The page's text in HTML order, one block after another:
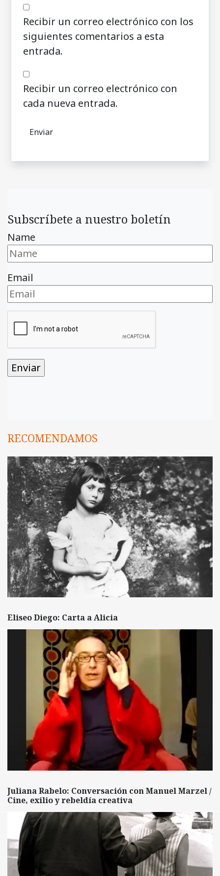
Recibir un correo electrónico con los
siguientes comentarios a esta
entrada.
Recibir un correo electrónico con
cada nueva entrada.
Subscríbete a nuestro boletín
Name
Email
RECOMENDAMOS
Eliseo Diego: Carta a Alicia
Juliana Rabelo: Conversación con Manuel Marzel /
Cine, exilio y rebeldía creativa